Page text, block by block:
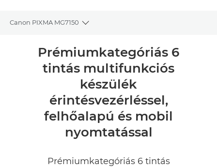
Canon PIXMA MG7150
Toggle breadcrumbs
Áttekintés
Műszaki adatok
Prémiumkategóriás 6
tintás multifunkciós
készülék
érintésvezérléssel,
felhőalapú és mobil
nyomtatással
Prémiumkategóriás 6 tintás